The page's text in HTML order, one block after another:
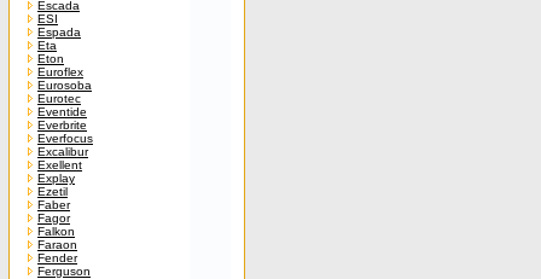
Escada
ESI
Espada
Eta
Eton
Euroflex
Eurosoba
Eurotec
Eventide
Everbrite
Everfocus
Excalibur
Exellent
Explay
Ezetil
Faber
Fagor
Falkon
Faraon
Fender
Ferguson